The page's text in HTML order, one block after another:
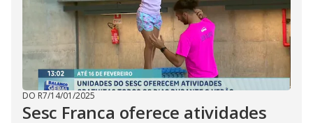
DO R7/14/01/2025
Sesc Franca oferece atividades